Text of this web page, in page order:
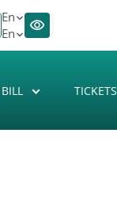
En
En
BILL TICKETS